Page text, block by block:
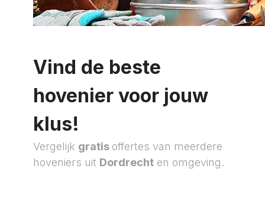
Vind de beste
hovenier voor jouw
klus!
Vergelijk gratis offertes van meerdere
hoveniers uit Dordrecht en omgeving.